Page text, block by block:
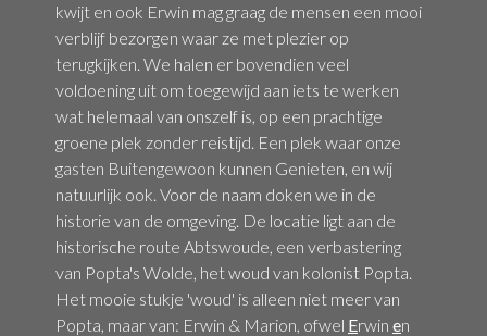
kwijt en ook Erwin mag graag de mensen een mooi
verblijf bezorgen waar ze met plezier op
terugkijken. We halen er bovendien veel
voldoening uit om toegewijd aan iets te werken
wat helemaal van onszelf is, op een prachtige
groene plek zonder reistijd. Een plek waar onze
gasten Buitengewoon kunnen Genieten, en wij
natuurlijk ook. Voor de naam doken we in de
historie van de omgeving. De locatie ligt aan de
historische route Abtswoude, een verbastering
van Popta's Wolde, het woud van kolonist Popta.
Het mooie stukje 'woud' is alleen niet meer van
Popta, maar van: Erwin & Marion, ofwel Erwin en